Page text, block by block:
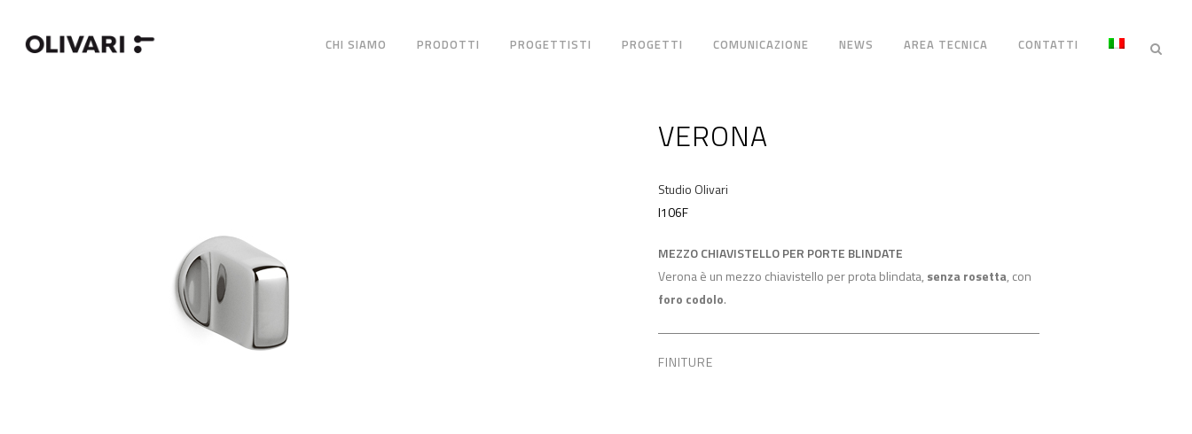
CHI SIAMO PRODOTTI PROGETTISTI PROGETTI COMUNICAZIONE NEWS AREA TECNICA CONTATTI
VERONA
Studio Olivari
I106F
MEZZO CHIAVISTELLO PER PORTE BLINDATE
Verona è un mezzo chiavistello per prota blindata, senza rosetta, con
foro codolo.
FINITURE